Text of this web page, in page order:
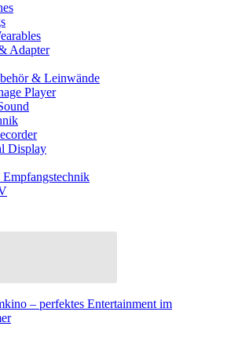
Adapter
& Leinwände
Player
Display
– perfektes Entertainment im